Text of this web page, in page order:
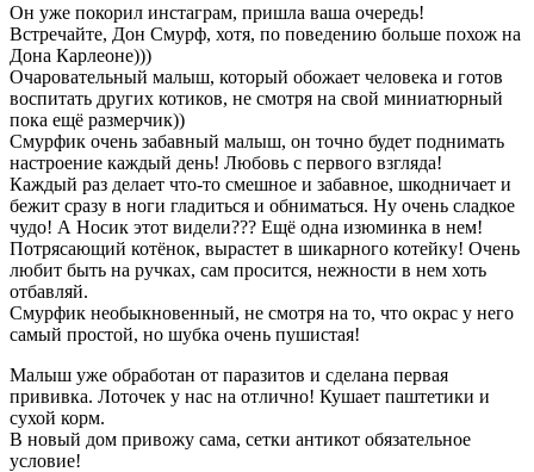
Он уже покорил инстаграм, пришла ваша очередь!
Встречайте, Дон Смурф, хотя, по поведению больше похож на
Дона Карлеоне)))
Очаровательный малыш, который обожает человека и готов
воспитать других котиков, не смотря на свой миниатюрный
пока ещё размерчик))
Смурфик очень забавный малыш, он точно будет поднимать
настроение каждый день! Любовь с первого взгляда!
Каждый раз делает что-то смешное и забавное, шкодничает и
бежит сразу в ноги гладиться и обниматься. Ну очень сладкое
чудо! А Носик этот видели??? Ещё одна изюминка в нем!
Потрясающий котёнок, вырастет в шикарного котейку! Очень
любит быть на ручках, сам просится, нежности в нем хоть
отбавляй.
Смурфик необыкновенный, не смотря на то, что окрас у него
самый простой, но шубка очень пушистая!
Малыш уже обработан от паразитов и сделана первая
прививка. Лоточек у нас на отлично! Кушает паштетики и
сухой корм.
В новый дом привожу сама, сетки антикот обязательное
условие!